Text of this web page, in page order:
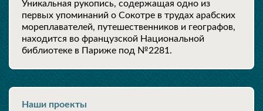
Уникальная рукопись, содержащая одно из
первых упоминаний о Сокотре в трудах арабских
мореплавателей, путешественников и географов,
находится во французской Национальной
библиотеке в Париже под №2281.
Наши проекты